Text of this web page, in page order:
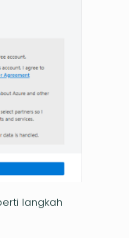
langkah